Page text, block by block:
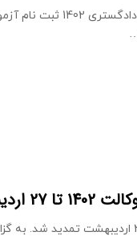
آغاز ثبت نام آزمون
مهلت ثبت نام آزمون وکالت 1402 تا 27